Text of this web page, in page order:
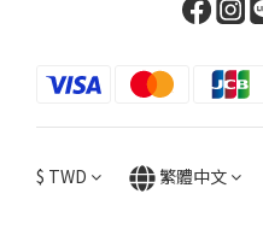
$ TWD 繁體中文